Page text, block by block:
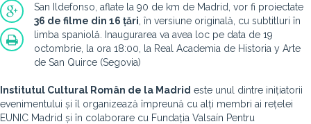
San Ildefonso, aflate la 90 de km de Madrid, vor fi proiectate
36 de filme din 16 țări , în versiune originală, cu subtitluri în
limba spaniolă. Inaugurarea va avea loc pe data de 19
octombrie, la ora 18:00, la Real Academia de Historia y Arte
de San Quirce (Segovia)
Institutul Cultural Român de la Madrid este unul dintre inițiatorii
evenimentului și îl organizează împreună cu alți membri ai rețelei
EUNIC Madrid și în colaborare cu Fundația Valsaín Pentru